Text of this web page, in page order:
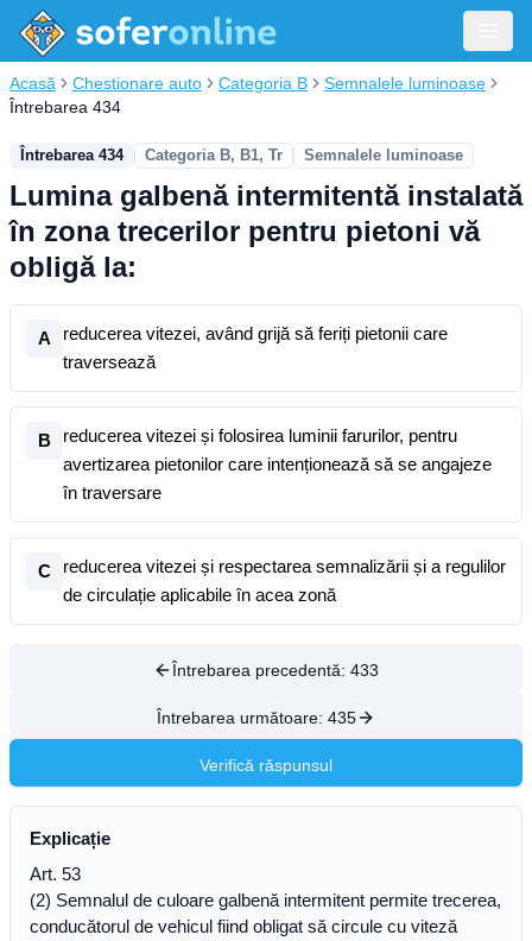
Acasă Chestionare auto Categoria B
Semnalele luminoase
Întrebarea 434
Întrebarea 434 Categoria B, B1, Tr Semnalele luminoase
Lumina galbenă intermitentă instalată
în zona trecerilor pentru pietoni vă
obligă la:
A
reducerea vitezei, având grijă să feriți pietonii care
traversează
B
reducerea vitezei și folosirea luminii farurilor, pentru
avertizarea pietonilor care intenționează să se angajeze
în traversare
C
reducerea vitezei și respectarea semnalizării și a regulilor
de circulație aplicabile în acea zonă
Întrebarea precedentă: 433
Întrebarea următoare: 435
Verifică răspunsul
Explicație
Art. 53
(2) Semnalul de culoare galbenă intermitent permite trecerea,
conducătorul de vehicul fiind obligat să circule cu viteză